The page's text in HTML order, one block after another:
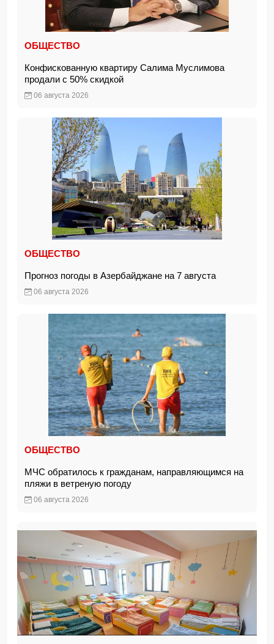
ОБЩЕСТВО
Конфискованную квартиру Салима Муслимова
продали с 50% скидкой
06 августа 2026
ОБЩЕСТВО
Прогноз погоды в Азербайджане на 7 августа
06 августа 2026
ОБЩЕСТВО
МЧС обратилось к гражданам, направляющимся на
пляжи в ветреную погоду
06 августа 2026